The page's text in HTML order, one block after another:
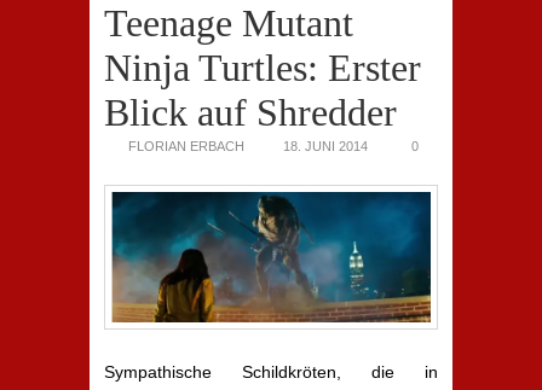
Teenage Mutant
Ninja Turtles: Erster
Blick auf Shredder
FLORIAN ERBACH 18. JUNI 2014 0
Sympathische Schildkröten, die in